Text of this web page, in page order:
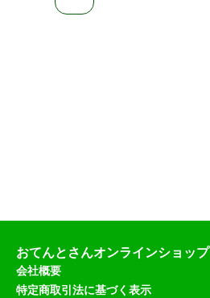
おてんとさんオンラインショップ
会社概要
特定商取引法に基づく表示